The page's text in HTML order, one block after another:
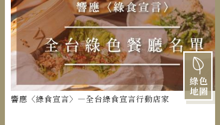
綠色
地圖
響應〈綠食宣言〉—全台綠食宣言行動店家